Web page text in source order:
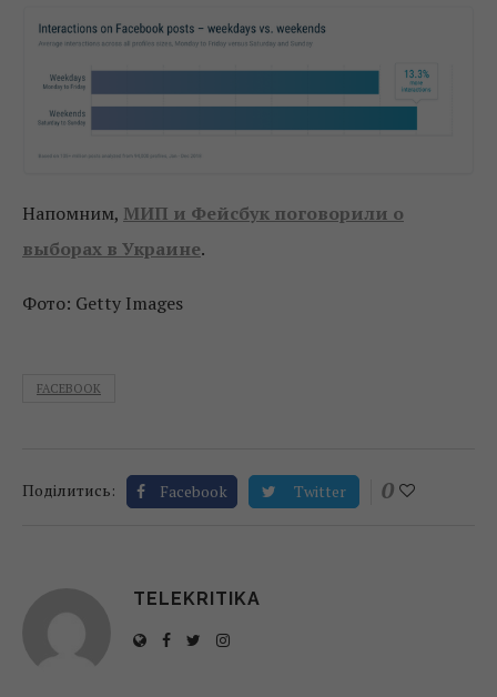
Напомним, МИП и Фейсбук поговорили о
выборах в Украине.
Фото: Getty Images
FACEBOOK
Поділитись: Facebook Twitter 0
TELEKRITIKA